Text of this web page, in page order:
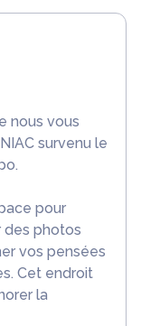
nous vous
survenu le
pour
des photos
vos pensées
Cet endroit
la